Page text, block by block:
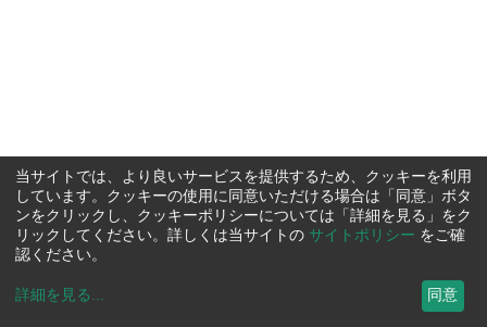
当サイトでは、より良いサービスを提供するため、クッキーを利用
しています。クッキーの使用に同意いただける場合は「同意」ボタ
ンをクリックし、クッキーポリシーについては「詳細を見る」をク
リックしてください。詳しくは当サイトの サイトポリシー をご確
認ください。
詳細を見る ... 同意